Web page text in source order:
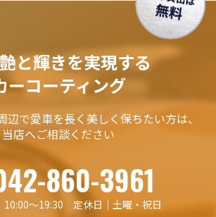
と輝きを実現する
ーコーティング
辺で愛車を長く美しく保ちたい方は、
当店へご相談ください
860-3961
10:00〜19:30 定休日｜土曜・祝日